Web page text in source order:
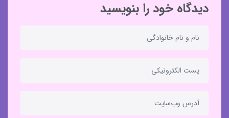
دیدگاه خود را بنویسید